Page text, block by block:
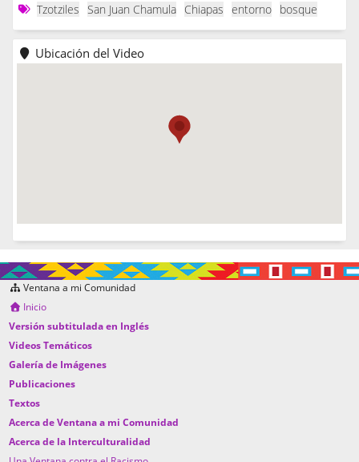
Tzotziles
San Juan Chamula Chiapas entorno bosque
Ubicación del Video
Ventana a mi Comunidad
Inicio
Versión subtitulada en Inglés
Videos Temáticos
Galería de Imágenes
Publicaciones
Textos
Acerca de Ventana a mi Comunidad
Acerca de la Interculturalidad